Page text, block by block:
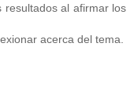
resultados al afirmar los
acerca del tema.